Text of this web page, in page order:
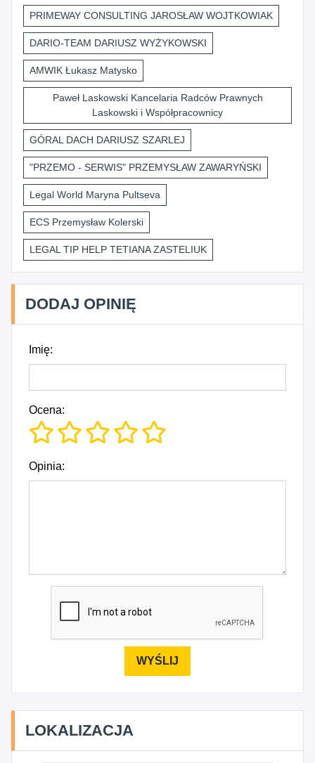
PRIMEWAY CONSULTING JAROSŁAW WOJTKOWIAK
DARIO-TEAM DARIUSZ WYŻYKOWSKI
AMWIK Łukasz Matysko
Paweł Laskowski Kancelaria Radców Prawnych
Laskowski i Współpracownicy
GÓRAL DACH DARIUSZ SZARLEJ
"PRZEMO - SERWIS" PRZEMYSŁAW ZAWARYŃSKI
Legal World Maryna Pultseva
ECS Przemysław Kolerski
LEGAL TIP HELP TETIANA ZASTELIUK
DODAJ OPINIĘ
Imię:
Ocena:
Opinia:
LOKALIZACJA